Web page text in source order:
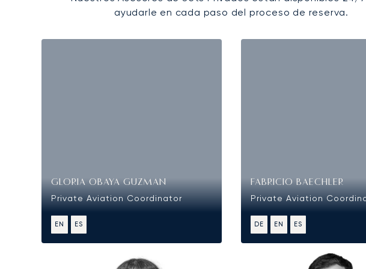
ayudarle en cada paso del proceso de reserva.
GLORIA OBAYA GUZMAN
Private Aviation Coordinator
EN ES
FABRICIO BAECHLER
Private Aviation
DE EN ES